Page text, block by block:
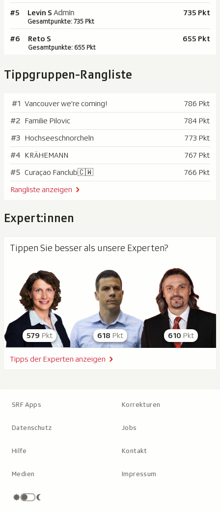
#5
Gesamtpunkte: 735 Pkt
Levin S Admin 735 Pkt
#6
Gesamtpunkte: 655 Pkt
Reto S 655 Pkt
Tippgruppen-Rangliste
#1 Vancouver we're coming!
786 Pkt
#2 Familie Pilovic
784 Pkt
#3 Hochseeschnorcheln
773 Pkt
#4 KRÄHEMANN
767 Pkt
#5 Curaçao Fanclub🇨🇼
766 Pkt
Rangliste anzeigen
Expert:innen
579 Pkt 618 Pkt 610 Pkt
Tippen Sie besser als unsere Experten?
Tipps der Experten anzeigen
SRF Apps Korrekturen
Datenschutz Jobs
Hilfe Kontakt
Medien Impressum